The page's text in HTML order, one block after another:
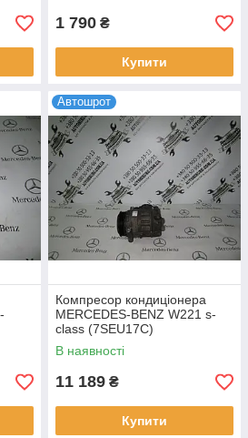
1 790 ₴
Купити
Автошрот
Компресор кондиціонера
MERCEDES-BENZ W221 s-
class (7SEU17C)
В наявності
11 189 ₴
Купити